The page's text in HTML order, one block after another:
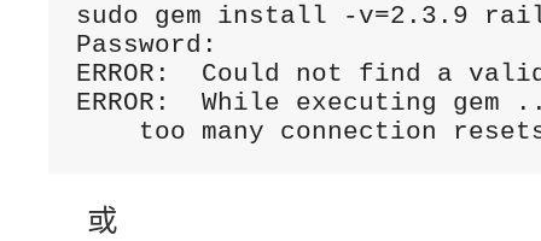
sudo gem install -v=2.3.9
Password:
ERROR:  Could not find a
ERROR:  While executing
too many connection
或